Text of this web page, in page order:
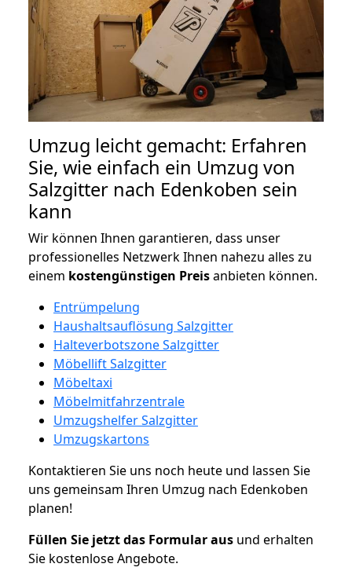
Umzug leicht gemacht: Erfahren
Sie, wie einfach ein Umzug von
Salzgitter nach Edenkoben sein
kann
Wir können Ihnen garantieren, dass unser
professionelles Netzwerk Ihnen nahezu alles zu
einem kostengünstigen Preisanbieten können.
Entrümpelung
Haushaltsauflösung Salzgitter
Halteverbotszone Salzgitter
Möbellift Salzgitter
Möbeltaxi
Möbelmitfahrzentrale
Umzugshelfer Salzgitter
Umzugskartons
Kontaktieren Sie uns noch heute und lassen Sie
uns gemeinsam Ihren Umzug nach Edenkoben
planen!
Füllen Sie jetzt das Formular aus und erhalten
Sie kostenlose Angebote.